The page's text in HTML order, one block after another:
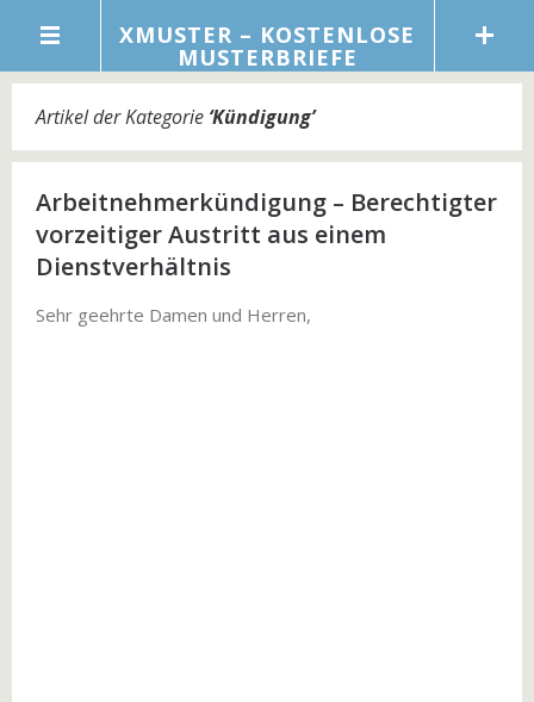
XMUSTER – KOSTENLOSE
MUSTERBRIEFE
Artikel der Kategorie ‘Kündigung’
Arbeitnehmerkündigung – Berechtigter
vorzeitiger Austritt aus einem
Dienstverhältnis
Sehr geehrte Damen und Herren,